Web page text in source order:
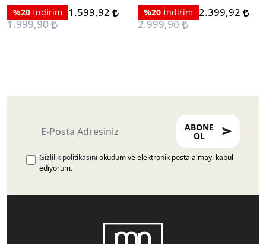
%20 İndirim
1.599,92
1.999,90
%20 İndirim 2.399,92
2.999,90
ABONE
OL
Gizlilik politikasını okudum ve elektronik posta almayı kabul
ediyorum.